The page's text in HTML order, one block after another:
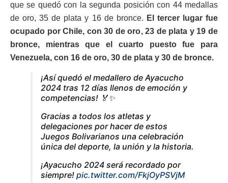
que se quedó con la segunda posición con 44 medallas
de oro, 35 de plata y 16 de bronce. El tercer lugar fue
ocupado por Chile, con 30 de oro, 23 de plata y 19 de
bronce, mientras que el cuarto puesto fue para
Venezuela, con 16 de oro, 30 de plata y 30 de bronce.
¡Así quedó el medallero de Ayacucho
2024 tras 12 días llenos de emoción y
competencias! 🏅✨
Gracias a todos los atletas y
delegaciones por hacer de estos
Juegos Bolivarianos una celebración
única del deporte, la unión y la historia.
¡Ayacucho 2024 será recordado por
siempre! pic.twitter.com/FkjOyPSVjM